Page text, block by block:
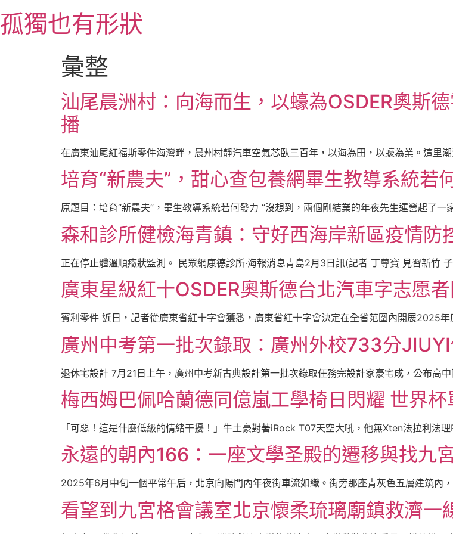
至
主
孤獨也有形狀
彙整
汕尾晨洲村：向海而生，以蠔為OSDER奧斯
播
在廣東汕尾紅福斯零件海灣畔，晨州村靜汽車空氣芯臥三百年，以海為田，以蠔為業。這里
培育“新農夫”，甜心查包養網畢生教導系統若
原題目：培育“新農夫”，畢生教導系統若何發力 “沒想到，兩個剛結業的年夜先生運營起了
森和診所健檢海青鎮：守好西海岸新區疫情防
正在停止體溫順癥狀監測。 民眾網康德診所·海報消息青島2月3日訊(記者 丁尊寶 見習新竹
廣東星級紅十OSDER奧斯德台北汽車字志愿
賓利零件 近日，記者從廣東省紅十字會獲悉，廣東省紅十字會決定在全省范圍內開展2025
廣州中考第一批次錄取：廣州外校733分
退休宅設計 7月21日上午，廣州中考新古典設計第一批次錄取任務完設計家豪宅成，公布高
梅西姆巴佩哈蘭德同億嵐工學椅日閃耀 世界
「可惡！這是什麼低級的情緒干擾！」牛土豪對著iRock T07天空大吼，他無Xten法拉利法
永遠的朝內166：一座文學圣殿的遷移與找九
2025年6月中旬一個平常午后，北京向陽門內年夜街車流如織。街旁那座青灰色五層建筑內
看望到九宮格會議室北京懷柔琉璃廟鎮救濟一